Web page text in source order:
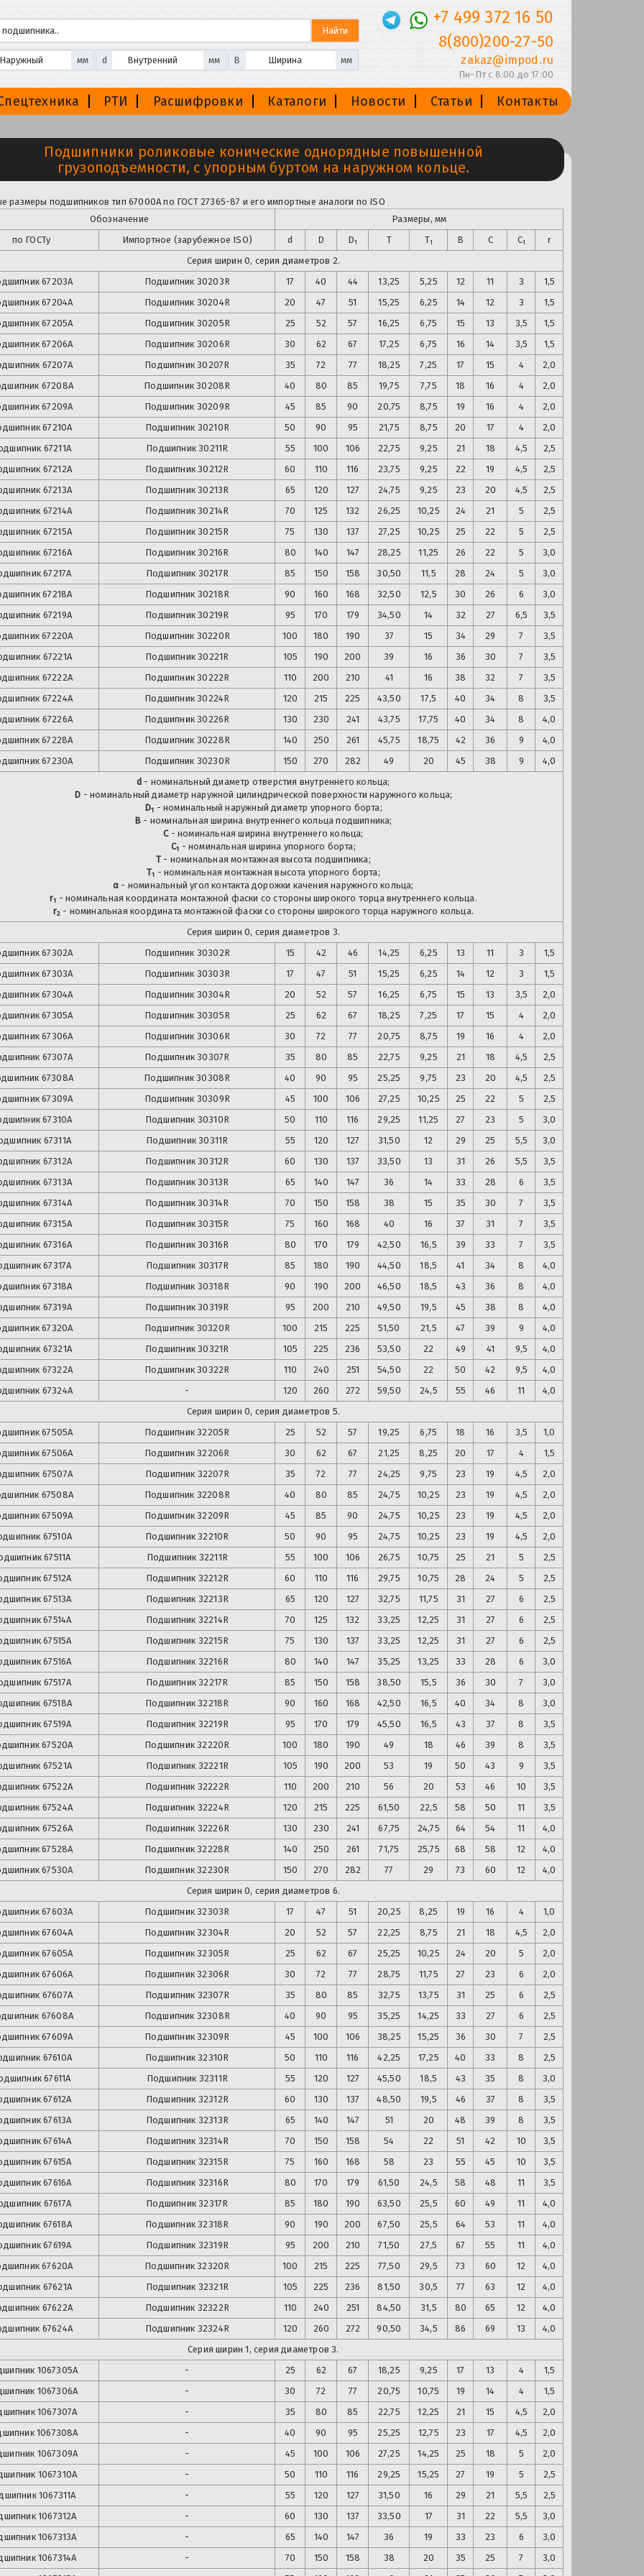
мм d мм B мм
+7 499 372 16 50
8(800)200-27-50
zakaz@impod.ru
Пн-Пт с 8:00 до 17:00
РТИ Расшифровки Каталоги Новости Статьи Контакты
Подшипники роликовые конические однорядные повышенной
грузоподъемности, с упорным буртом на наружном кольце.
размеры подшипников тип 67000А по ГОСТ 27365-87 и его импортные аналоги по ISO
Обозначение
Размеры, мм
по ГОСТу
Импортное (зарубежное ISO) d D D1 T T1 B C C1
r
Серия ширин 0, серия диаметров 2.
67203А
Подшипник 30203R 17 40 44 13,25 5,25 12 11 3
1,5
67204А Подшипник 30204R 20 47 51 15,25 6,25 14 12 3
1,5
67205А Подшипник 30205R 25 52 57 16,25 6,75 15 13 3,5
1,5
67206А Подшипник 30206R 30 62 67 17,25 6,75 16 14 3,5
1,5
67207А Подшипник 30207R 35 72 77 18,25 7,25 17 15 4
2,0
67208А Подшипник 30208R 40 80 85 19,75 7,75 18 16 4
2,0
67209А Подшипник 30209R 45 85 90 20,75 8,75 19 16 4
2,0
67210А Подшипник 30210R 50 90 95 21,75 8,75 20 17 4
2,0
67211А Подшипник 30211R 55 100 106 22,75 9,25 21 18 4,5
2,5
67212А Подшипник 30212R 60 110 116 23,75 9,25 22 19 4,5
2,5
67213А Подшипник 30213R 65 120 127 24,75 9,25 23 20 4,5
2,5
67214А Подшипник 30214R 70 125 132 26,25 10,25 24 21 5
2,5
67215А Подшипник 30215R 75 130 137 27,25 10,25 25 22 5
2,5
67216А Подшипник 30216R 80 140 147 28,25 11,25 26 22 5
3,0
67217А Подшипник 30217R 85 150 158 30,50 11,5 28 24 5
3,0
67218А Подшипник 30218R 90 160 168 32,50 12,5 30 26 6
3,0
67219А Подшипник 30219R 95 170 179 34,50 14 32 27 6,5
3,5
67220А Подшипник 30220R 100 180 190 37 15 34 29 7
3,5
67221А Подшипник 30221R 105 190 200 39 16 36 30 7
3,5
67222А Подшипник 30222R 110 200 210 41 16 38 32 7
3,5
67224А Подшипник 30224R 120 215 225 43,50 17,5 40 34 8
3,5
67226А Подшипник 30226R 130 230 241 43,75 17,75 40 34 8
4,0
67228А Подшипник 30228R 140 250 261 45,75 18,75 42 36 9
4,0
67230А Подшипник 30230R 150 270 282 49 20 45 38 9
4,0
d - номинальный диаметр отверстия внутреннего кольца;
D - номинальный диаметр наружной цилиндрической поверхности наружного кольца;
D1 - номинальный наружный диаметр упорного борта;
B - номинальная ширина внутреннего кольца подшипника;
C- номинальная ширина внутреннего кольца;
C1 - номинальная ширина упорного борта;
T - номинальная монтажная высота подшипника;
T1 - номинальная монтажная высота упорного борта;
α - номинальный угол контакта дорожки качения наружного кольца;
r1 - номинальная координата монтажной фаски со стороны широкого торца внутреннего кольца.
r2 - номинальная координата монтажной фаски со стороны широкого торца наружного кольца.
Серия ширин 0, серия диаметров 3.
67302А Подшипник 30302R 15 42 46 14,25 6,25 13 11 3
1,5
67303А Подшипник 30303R 17 47 51 15,25 6,25 14 12 3
1,5
67304А Подшипник 30304R 20 52 57 16,25 6,75 15 13 3,5
2,0
67305А Подшипник 30305R 25 62 67 18,25 7,25 17 15 4
2,0
67306А Подшипник 30306R 30 72 77 20,75 8,75 19 16 4
2,0
67307А Подшипник 30307R 35 80 85 22,75 9,25 21 18 4,5
2,5
67308А Подшипник 30308R 40 90 95 25,25 9,75 23 20 4,5
2,5
67309А Подшипник 30309R 45 100 106 27,25 10,25 25 22 5
2,5
67310А Подшипник 30310R 50 110 116 29,25 11,25 27 23 5
3,0
67311А Подшипник 30311R 55 120 127 31,50 12 29 25 5,5
3,0
67312А Подшипник 30312R 60 130 137 33,50 13 31 26 5,5
3,5
67313А Подшипник 30313R 65 140 147 36 14 33 28 6
3,5
67314А Подшипник 30314R 70 150 158 38 15 35 30 7
3,5
67315А Подшипник 30315R 75 160 168 40 16 37 31 7
3,5
67316А Подшипник 30316R 80 170 179 42,50 16,5 39 33 7
3,5
67317А Подшипник 30317R 85 180 190 44,50 18,5 41 34 8
4,0
67318А Подшипник 30318R 90 190 200 46,50 18,5 43 36 8
4,0
67319А Подшипник 30319R 95 200 210 49,50 19,5 45 38 8
4,0
67320А Подшипник 30320R 100 215 225 51,50 21,5 47 39 9
4,0
67321А Подшипник 30321R 105 225 236 53,50 22 49 41 9,5
4,0
67322А Подшипник 30322R 110 240 251 54,50 22 50 42 9,5
4,0
67324А - 120 260 272 59,50 24,5 55 46 11
4,0
Серия ширин 0, серия диаметров 5.
67505А Подшипник 32205R 25 52 57 19,25 6,75 18 16 3,5
1,0
67506А Подшипник 32206R 30 62 67 21,25 8,25 20 17 4
1,5
67507А Подшипник 32207R 35 72 77 24,25 9,75 23 19 4,5
2,0
67508А Подшипник 32208R 40 80 85 24,75 10,25 23 19 4,5
2,0
67509А Подшипник 32209R 45 85 90 24,75 10,25 23 19 4,5
2,0
67510А Подшипник 32210R 50 90 95 24,75 10,25 23 19 4,5
2,0
67511А Подшипник 32211R 55 100 106 26,75 10,75 25 21 5
2,5
67512А Подшипник 32212R 60 110 116 29,75 10,75 28 24 5
2,5
67513А Подшипник 32213R 65 120 127 32,75 11,75 31 27 6
2,5
67514А Подшипник 32214R 70 125 132 33,25 12,25 31 27 6
2,5
67515А Подшипник 32215R 75 130 137 33,25 12,25 31 27 6
2,5
67516А Подшипник 32216R 80 140 147 35,25 13,25 33 28 6
3,0
67517А Подшипник 32217R 85 150 158 38,50 15,5 36 30 7
3,0
67518А Подшипник 32218R 90 160 168 42,50 16,5 40 34 8
3,0
67519А Подшипник 32219R 95 170 179 45,50 16,5 43 37 8
3,5
67520А Подшипник 32220R 100 180 190 49 18 46 39 8
3,5
67521А Подшипник 32221R 105 190 200 53 19 50 43 9
3,5
67522А Подшипник 32222R 110 200 210 56 20 53 46 10
3,5
67524А Подшипник 32224R 120 215 225 61,50 22,5 58 50 11
3,5
67526А Подшипник 32226R 130 230 241 67,75 24,75 64 54 11
4,0
67528А Подшипник 32228R 140 250 261 71,75 25,75 68 58 12
4,0
67530А Подшипник 32230R 150 270 282 77 29 73 60 12
4,0
Серия ширин 0, серия диаметров 6.
67603А Подшипник 32303R 17 47 51 20,25 8,25 19 16 4
1,0
67604А Подшипник 32304R 20 52 57 22,25 8,75 21 18 4,5
2,0
67605А Подшипник 32305R 25 62 67 25,25 10,25 24 20 5
2,0
67606А Подшипник 32306R 30 72 77 28,75 11,75 27 23 6
2,0
67607А Подшипник 32307R 35 80 85 32,75 13,75 31 25 6
2,5
67608А Подшипник 32308R 40 90 95 35,25 14,25 33 27 6
2,5
67609А Подшипник 32309R 45 100 106 38,25 15,25 36 30 7
2,5
67610А Подшипник 32310R 50 110 116 42,25 17,25 40 33 8
2,5
67611А Подшипник 32311R 55 120 127 45,50 18,5 43 35 8
3,0
67612А Подшипник 32312R 60 130 137 48,50 19,5 46 37 8
3,5
67613А Подшипник 32313R 65 140 147 51 20 48 39 8
3,5
67614А Подшипник 32314R 70 150 158 54 22 51 42 10
3,5
67615А Подшипник 32315R 75 160 168 58 23 55 45 10
3,5
67616А Подшипник 32316R 80 170 179 61,50 24,5 58 48 11
3,5
67617А Подшипник 32317R 85 180 190 63,50 25,5 60 49 11
4,0
67618А Подшипник 32318R 90 190 200 67,50 25,5 64 53 11
4,0
67619А Подшипник 32319R 95 200 210 71,50 27,5 67 55 11
4,0
67620А Подшипник 32320R 100 215 225 77,50 29,5 73 60 12
4,0
67621А Подшипник 32321R 105 225 236 81,50 30,5 77 63 12
4,0
67622А Подшипник 32322R 110 240 251 84,50 31,5 80 65 12
4,0
67624А Подшипник 32324R 120 260 272 90,50 34,5 86 69 13
4,0
Серия ширин 1, серия диаметров 3.
1067305А - 25 62 67 18,25 9,25 17 13 4
1,5
1067306А - 30 72 77 20,75 10,75 19 14 4
1,5
1067307А - 35 80 85 22,75 12,25 21 15 4,5
2,0
1067308А - 40 90 95 25,25 12,75 23 17 4,5
2,0
1067309А - 45 100 106 27,25 14,25 25 18 5
2,0
1067310А - 50 110 116 29,25 15,25 27 19 5
2,5
1067311А - 55 120 127 31,50 16 29 21 5,5
2,5
1067312А - 60 130 137 33,50 17 31 22 5,5
3,0
1067313А - 65 140 147 36 19 33 23 6
3,0
1067314А - 70 150 158 38 20 35 25 7
3,0